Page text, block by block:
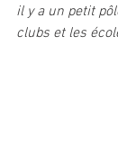
il y a un petit
clubs et les